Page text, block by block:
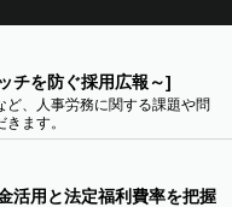
チを防ぐ採用広報～]
、人事労務に関する課題や問
ます。
活用と法定福利費率を把握